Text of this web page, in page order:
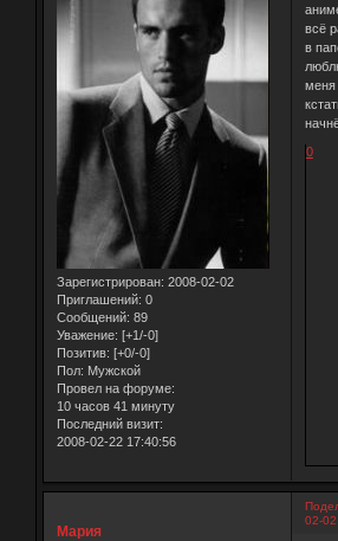
Зарегистрирован: 2008-02-02
Приглашений: 0
Сообщений: 89
Уважение: [+1/-0]
Позитив: [+0/-0]
Пол: Мужской
Провел на форуме:
10 часов 41 минуту
Последний визит:
2008-02-22 17:40:56
всё
в
меня
0
02-
Мария